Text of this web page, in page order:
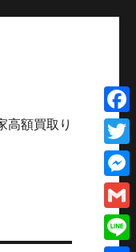
高額買取り